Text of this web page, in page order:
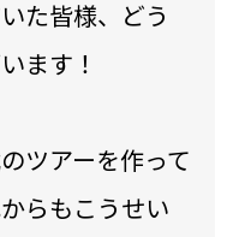
た皆様、どう
ます！
ツアーを作って
らもこうせい